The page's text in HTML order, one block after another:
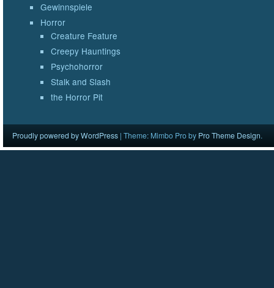
Gewinnspiele
Horror
Creature Feature
Creepy Hauntings
Psychohorror
Stalk and Slash
the Horror Pit
Proudly powered by WordPress | Theme: Mimbo Pro by Pro Theme Design.